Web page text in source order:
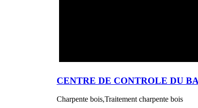
CENTRE DE CONTROLE DU
Charpente bois,Traitement charpente bois